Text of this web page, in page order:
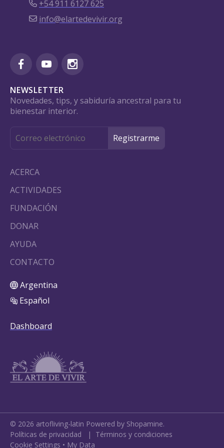
+54 911 6127 625
info@elartedevivir.org
NEWSLETTER
Novedades, tips, y sabiduría ancestral para tu
bienestar interior.
ACERCA
ACTIVIDADES
FUNDACIÓN
DONAR
AYUDA
CONTACTO
Argentina
Español
Dashboard
© 2026 artofliving-latin Powered by Shopamine.
Políticas de privacidad | Términos y condiciones
Cookie Settings • My Data